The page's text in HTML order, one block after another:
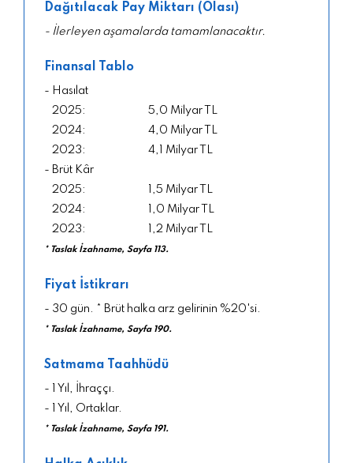
Dağıtılacak Pay Miktarı (Olası)
- İlerleyen aşamalarda tamamlanacaktır.
Finansal Tablo
- Hasılat
5,0 Milyar TL
4,0 Milyar TL
4,1 Milyar TL
- Brüt Kâr
1,5 Milyar TL
1,0 Milyar TL
1,2 Milyar TL
* Taslak İzahname, Sayfa 113.
Fiyat İstikrarı
- 30 gün. * Brüt halka arz gelirinin %20'si.
* Taslak İzahname, Sayfa 190.
Satmama Taahhüdü
- 1 Yıl, İhraççı.
- 1 Yıl, Ortaklar.
* Taslak İzahname, Sayfa 191.